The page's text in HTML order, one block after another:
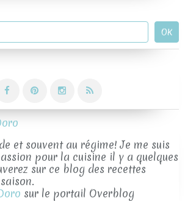
et souvent au régime! Je me suis
pour la cuisine il y a quelques
sur ce blog des recettes
sur le portail Overblog